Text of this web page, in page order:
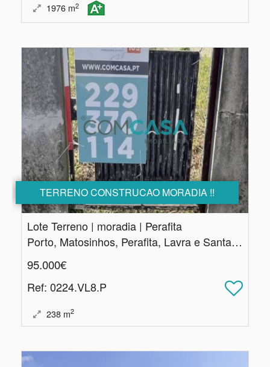
1976 m2
TERRENO CONSTRUCAO MORADIA !!
Lote Terreno | moradia | Perafita
Porto, Matosinhos, Perafita, Lavra e Santa Cruz do Bispo
95.000€
Ref: 0224.VL8.P
238 m2